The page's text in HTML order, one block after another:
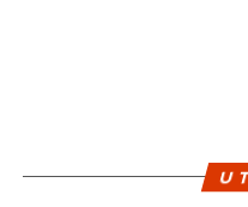
tijekom 2022. i ove
primjeni rezultirale
U